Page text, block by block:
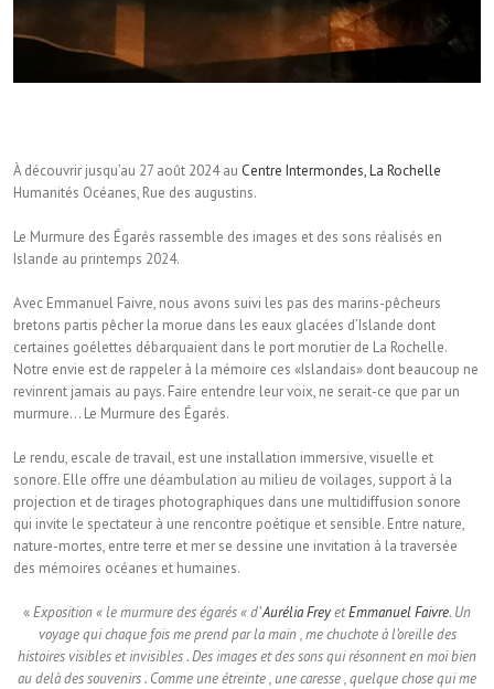
À découvrir jusqu’au 27 août 2024 au Centre Intermondes, La Rochelle
Humanités Océanes, Rue des augustins.
Le Murmure des Égarés rassemble des images et des sons réalisés en
Islande au printemps 2024.
Avec Emmanuel Faivre, nous avons suivi les pas des marins-pêcheurs
bretons partis pêcher la morue dans les eaux glacées d’Islande dont
certaines goélettes débarquaient dans le port morutier de La Rochelle.
Notre envie est de rappeler à la mémoire ces «Islandais» dont beaucoup ne
revinrent jamais au pays. Faire entendre leur voix, ne serait-ce que par un
murmure… Le Murmure des Égarés.
Le rendu, escale de travail, est une installation immersive, visuelle et
sonore. Elle offre une déambulation au milieu de voilages, support à la
projection et de tirages photographiques dans une multidiffusion sonore
qui invite le spectateur à une rencontre poétique et sensible. Entre nature,
nature-mortes, entre terre et mer se dessine une invitation à la traversée
des mémoires océanes et humaines.
«Exposition « le murmure des égarés « d’Aurélia FreyetEmmanuel Faivre. Un
voyage qui chaque fois me prend par la main , me chuchote à l’oreille des
histoires visibles et invisibles . Des images et des sons qui résonnent en moi bien
au delà des souvenirs . Comme une étreinte , une caresse , quelque chose qui me